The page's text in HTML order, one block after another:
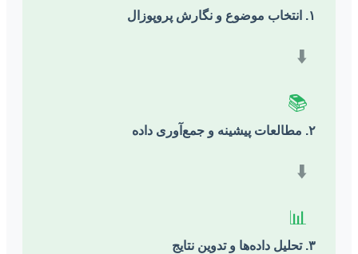
۱. انتخاب موضوع و نگارش پروپوزال
⬇️
📚
۲. مطالعات پیشینه و جمع‌آوری داده
⬇️
📊
۳. تحلیل داده‌ها و تدوین نتایج